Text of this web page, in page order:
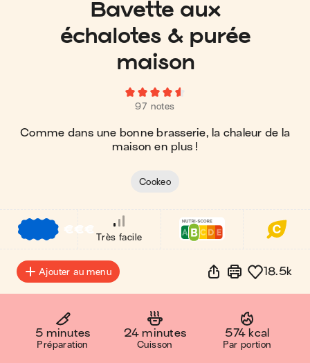
Bavette aux
échalotes & purée
maison
97 notes
Comme dans une bonne brasserie, la chaleur de la
maison en plus !
Cookeo
€€€
Très facile
Ajouter au menu 18.5k
5 minutes
Préparation
24 minutes
Cuisson
574 kcal
Par portion